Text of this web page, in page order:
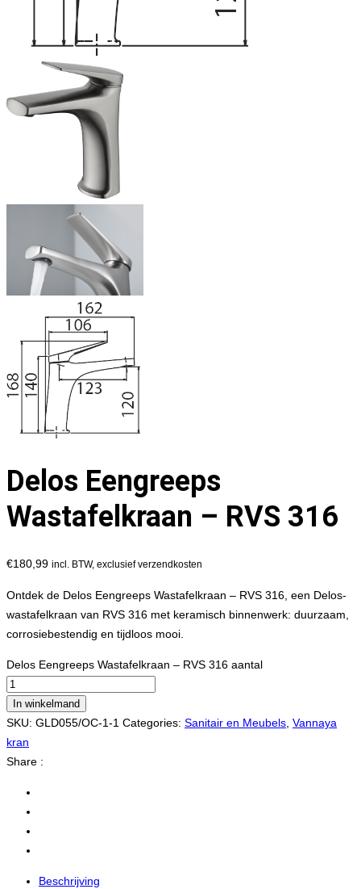
Delos Eengreeps
Wastafelkraan – RVS 316
€180,99 incl. BTW, exclusief verzendkosten
Ontdek de Delos Eengreeps Wastafelkraan – RVS 316, een Delos-
wastafelkraan van RVS 316 met keramisch binnenwerk: duurzaam,
corrosiebestendig en tijdloos mooi.
Delos Eengreeps Wastafelkraan – RVS 316 aantal
In winkelmand
SKU: GLD055/OC-1-1 Categories: Sanitair en Meubels, Vannaya
kran
Share :
Beschrijving